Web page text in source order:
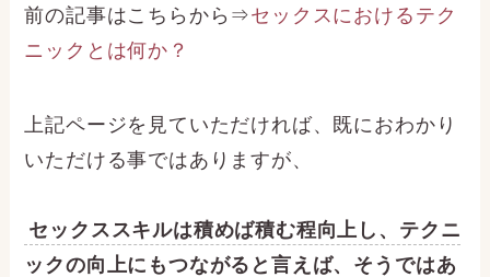
前の記事はこちらから⇒セックスにおけるテク
ニックとは何か？
上記ページを見ていただければ、既におわかり
いただける事ではありますが、
セックススキルは積めば積む程向上し、テクニ
ックの向上にもつながると言えば、そうではあ